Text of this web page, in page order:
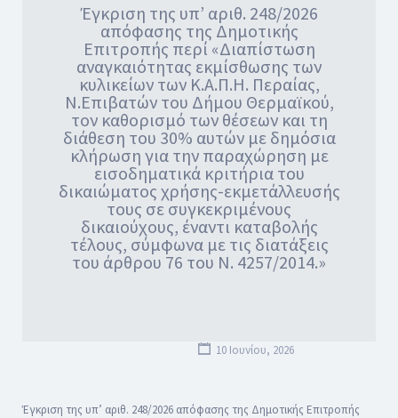
Έγκριση της υπ’ αριθ. 248/2026
απόφασης της Δημοτικής
Επιτροπής περί «Διαπίστωση
αναγκαιότητας εκμίσθωσης των
κυλικείων των Κ.Α.Π.Η. Περαίας,
Ν.Επιβατών του Δήμου Θερμαϊκού,
τον καθορισμό των θέσεων και τη
διάθεση του 30% αυτών με δημόσια
κλήρωση για την παραχώρηση με
εισοδηματικά κριτήρια του
δικαιώματος χρήσης-εκμετάλλευσής
τους σε συγκεκριμένους
δικαιούχους, έναντι καταβολής
τέλους, σύμφωνα με τις διατάξεις
του άρθρου 76 του Ν. 4257/2014.»
10 Ιουνίου, 2026
Έγκριση της υπ’ αριθ. 248/2026 απόφασης της Δημοτικής Επιτροπής